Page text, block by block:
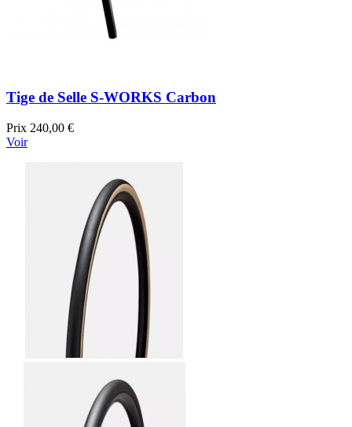
Tige de Selle S-WORKS Carbon
Prix 240,00 €
Voir